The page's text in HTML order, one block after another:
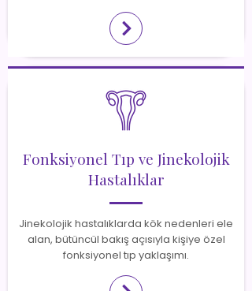
Fonksiyonel Tıp ve Jinekolojik
Hastalıklar
Jinekolojik hastalıklarda kök nedenleri ele
alan, bütüncül bakış açısıyla kişiye özel
fonksiyonel tıp yaklaşımı.